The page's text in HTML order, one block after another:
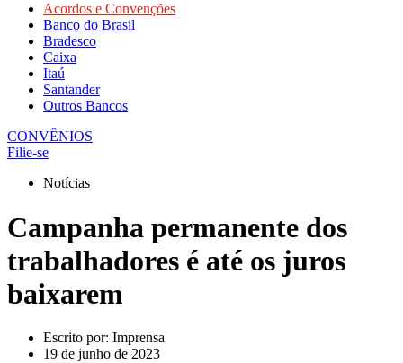
Acordos e Convenções
Banco do Brasil
Bradesco
Caixa
Itaú
Santander
Outros Bancos
CONVÊNIOS
Filie-se
Notícias
Campanha permanente dos
trabalhadores é até os juros
baixarem
Escrito por: Imprensa
19 de junho de 2023